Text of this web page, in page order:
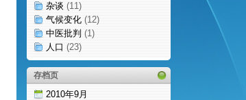
杂谈 (11)
气候变化 (12)
中医批判 (1)
人口 (23)
存档页
2010年9月